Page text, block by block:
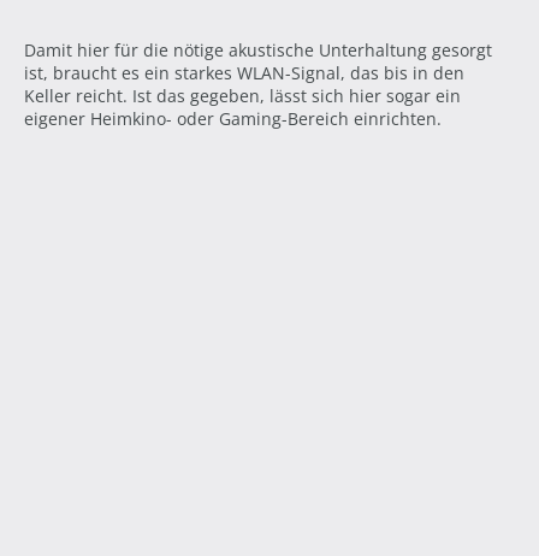
Damit hier für die nötige akustische Unterhaltung gesorgt
ist, braucht es ein starkes WLAN-Signal, das bis in den
Keller reicht. Ist das gegeben, lässt sich hier sogar ein
eigener Heimkino- oder Gaming-Bereich einrichten.